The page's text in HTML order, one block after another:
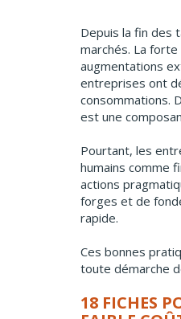
Depuis la fin des
marchés. La
augmentations
entreprises ont
consommations.
est une
Pourtant, les
humains comme
actions
forges et de
rapide.
Ces bonnes
toute démarche
18 FICHES